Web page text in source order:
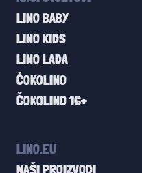
LINO BABY
LINO KIDS
LINO LADA
ČOKOLINO
ČOKOLINO 16+
LINO.EU
NAŠI PROIZVODI